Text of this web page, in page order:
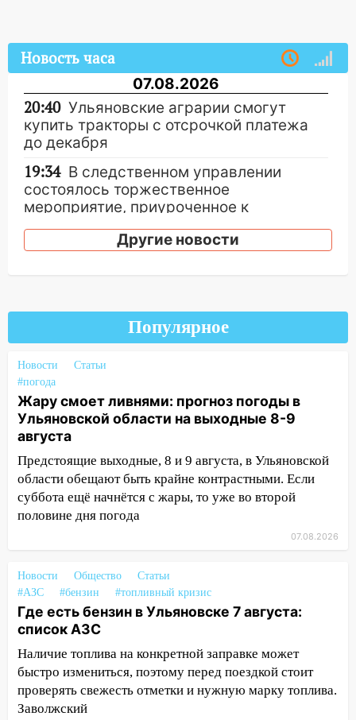
Новость часа
07.08.2026
20:40 Ульяновские аграрии смогут
купить тракторы с отсрочкой платежа
до декабря
19:34 В следственном управлении
состоялось торжественное
мероприятие, приуроченное к
празднованию Дня сотрудника органов
следствия Российской Федерации
Ульяновская область стала
«Культурное долголетие»
17:16
В реанимацию Ульяновской
областной больницы поступили шесть
новых аппаратов ИВЛ
16:51 В Чердаклинском районе
ремонтируют дороги, ставят остановки
и проводят новое освещение
В Ульяновске установили ещё
16:26 В Ульяновске бесплатно покажут
матч «Волги» под открытым небом
16:12
В Ульяновском госуниверситете
разработают отечественный прибор для
цифровой ПЦР
15:47 Ульяновцы могут вернуть деньги
Другие новости
Популярное
Новости
Статьи
#погода
Жару смоет ливнями: прогноз погоды в
Ульяновской области на выходные 8-9
августа
Предстоящие выходные, 8 и 9 августа, в Ульяновской
области обещают быть крайне контрастными. Если
суббота ещё начнётся с жары, то уже во второй
половине дня погода
07.08.2026
Новости Общество
Статьи
#АЗС
#бензин #топливный кризис
Где есть бензин в Ульяновске 7 августа:
список АЗС
Наличие топлива на конкретной заправке может
быстро измениться, поэтому перед поездкой стоит
проверять свежесть отметки и нужную марку топлива.
Заволжский